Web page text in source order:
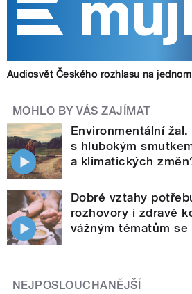
Audiosvět Českého rozhlasu na
MOHLO BY VÁS ZAJÍMAT
Environmentální
s hlubokým
a klimatických
Dobré vztahy
rozhovory i zdravé
vážným tématům se
NEJPOSLOUCHANĚJŠÍ